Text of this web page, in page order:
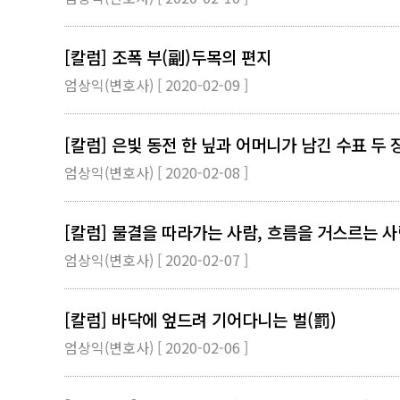
[칼럼] 조폭 부(副)두목의 편지
엄상익(변호사) [ 2020-02-09 ]
[칼럼] 은빛 동전 한 닢과 어머니가 남긴 수표 두
엄상익(변호사) [ 2020-02-08 ]
[칼럼] 물결을 따라가는 사람, 흐름을 거스르는
엄상익(변호사) [ 2020-02-07 ]
[칼럼] 바닥에 엎드려 기어다니는 벌(罰)
엄상익(변호사) [ 2020-02-06 ]